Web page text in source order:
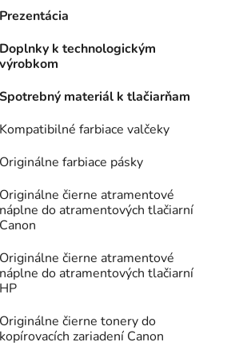
Prezentácia
Doplnky k technologickým
výrobkom
Spotrebný materiál k tlačiarňam
Kompatibilné farbiace valčeky
Originálne farbiace pásky
Originálne čierne atramentové
náplne do atramentových tlačiarní
Canon
Originálne čierne atramentové
náplne do atramentových tlačiarní
HP
Originálne čierne tonery do
kopírovacích zariadení Canon